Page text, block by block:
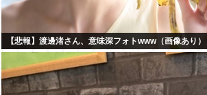
【悲報】渡邊渚さん、意味深フォトwww（画像あり）